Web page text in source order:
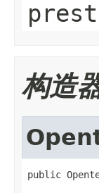
构造
public